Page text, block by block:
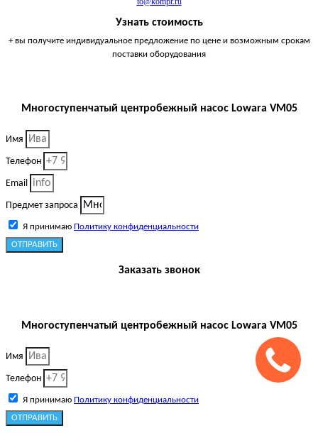
Узнать стоимость
+ вы получите индивидуальное предложение по цене и возможным срокам
поставки оборудования
Многоступенчатый центробежный насос Lowara VM05
Имя
Телефон
Email
Предмет запроса
Я принимаю Политику конфиденциальности
ОТПРАВИТЬ
Заказать звонок
Многоступенчатый центробежный насос Lowara VM05
Имя
Телефон
Я принимаю Политику конфиденциальности
ОТПРАВИТЬ